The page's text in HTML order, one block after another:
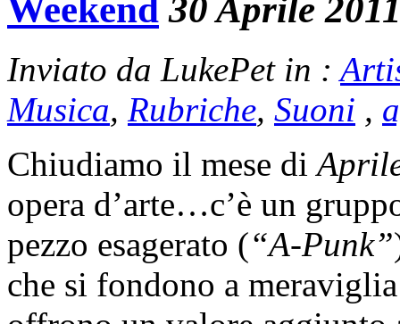
Weekend 30 Aprile
Inviato da LukePet in :
Musica, Rubriche, Suoni ,
Chiudiamo il mese di
opera d’arte…c’è un
pezzo esagerato (“A-Punk”
che si fondono a